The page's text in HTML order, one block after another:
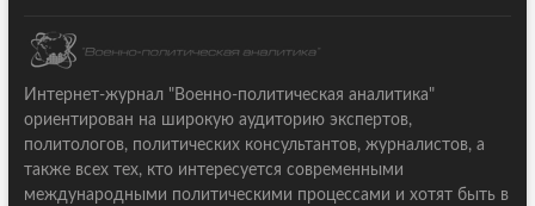
Интернет-журнал "Военно-политическая аналитика"
ориентирован на широкую аудиторию экспертов,
политологов, политических консультантов, журналистов, а
также всех тех, кто интересуется современными
международными политическими процессами и хотят быть в